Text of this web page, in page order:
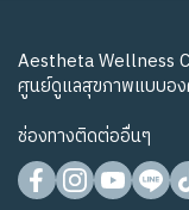
Aestheta Wellness
ศูนย์ดูแลสุขภาพแบบอ
ช่องทางติดต่ออื่นๆ